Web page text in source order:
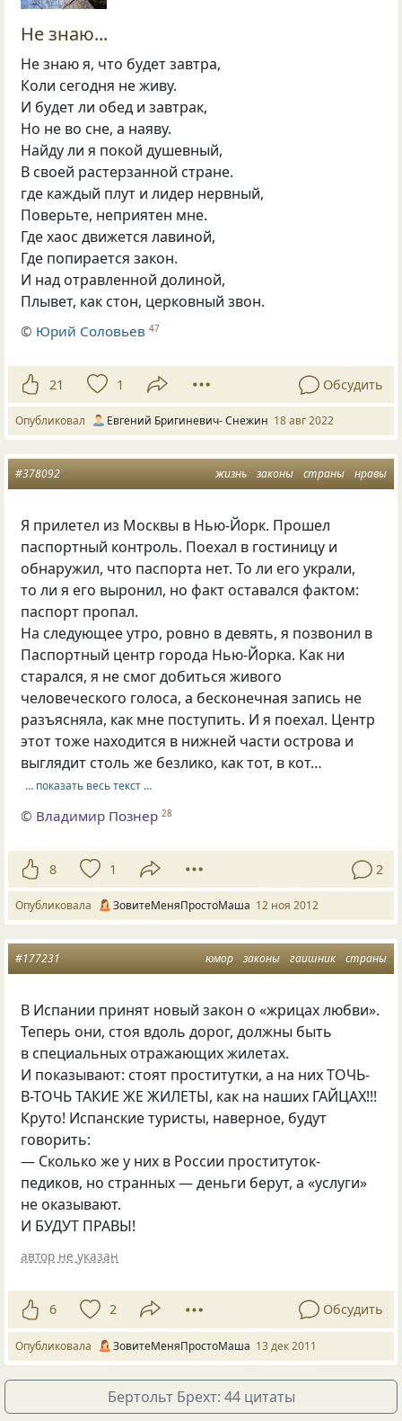
Не знаю...
Не знаю я, что будет завтра,
Коли сегодня не живу.
И будет ли обед и завтрак,
Но не во сне, а наяву.
Найду ли я покой душевный,
В своей растерзанной стране.
где каждый плут и лидер нервный,
Поверьте, неприятен мне.
Где хаос движется лавиной,
Где попирается закон.
И над отравленной долиной,
Плывет, как стон, церковный звон.
© Юрий Соловьев 47
21 1 Обсудить
Опубликовал Евгений Бригиневич- Снежин 18 авг 2022
жизнь законы страны нравы
#378092
Я прилетел из Москвы в Нью-Йорк. Прошел
паспортный контроль. Поехал в гостиницу и
обнаружил, что паспорта нет. То ли его украли,
то ли я его выронил, но факт оставался фактом:
паспорт пропал.
На следующее утро, ровно в девять, я позвонил в
Паспортный центр города Нью-Йорка. Как ни
старался, я не смог добиться живого
человеческого голоса, а бесконечная запись не
разъясняла, как мне поступить. И я поехал. Центр
этот тоже находится в нижней части острова и
выглядит столь же безлико, как тот, в кот…
… показать весь текст …
© Владимир Познер 28
8 1 2
Опубликовала ЗовитеМеняПростоМаша 12 ноя 2012
юмор законы гаишник страны
#177231
В Испании принят новый закон о «жрицах любви».
Теперь они, стоя вдоль дорог, должны быть
в специальных отражающих жилетах.
И показывают: стоят проститутки, а на них ТОЧЬ-
В-ТОЧЬ ТАКИЕ ЖЕ ЖИЛЕТЫ, как на наших ГАЙЦАХ!!!
Круто! Испанские туристы, наверное, будут
говорить:
— Сколько же у них в России проституток-
педиков, но странных — деньги берут, а «услуги»
не оказывают.
И БУДУТ ПРАВЫ!
автор не указан
6 2 Обсудить
Опубликовала ЗовитеМеняПростоМаша 13 дек 2011
Бертольт Брехт: 44 цитаты